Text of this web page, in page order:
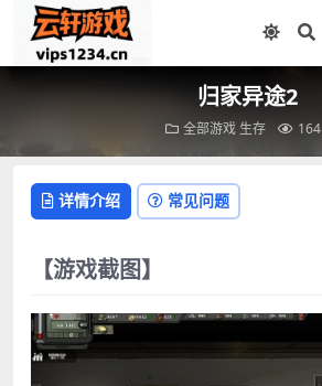
归家异途2
全部游戏 生存 164
详情介绍 常见问题
【游戏截图】